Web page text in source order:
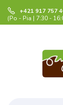
+421 917 757
(Po - Pia | 7:30 -